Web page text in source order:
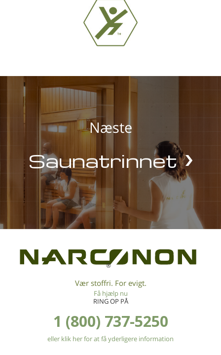
Næste
Saunatrinnet
®
Vær stoffri. For evigt.
Få hjælp nu
RING OP PÅ
1 (800) 737-5250
eller klik her for at få yderligere information